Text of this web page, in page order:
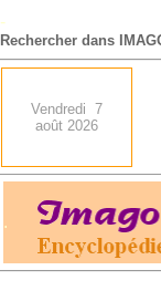
-
Rechercher dans
Vendredi 7
août 2026
.